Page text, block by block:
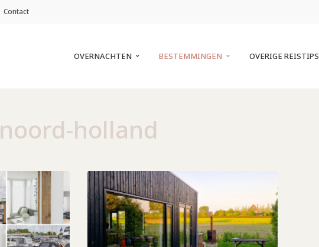
Contact
OVERNACHTEN BESTEMMINGEN OVERIGE REISTIPS
noord-holland